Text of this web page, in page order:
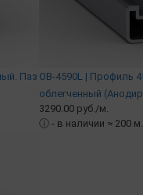
Паз OB-4590L | Профиль
облегченный
3290.00 руб./м.
ⓘ - в наличии ≈ 200 м.